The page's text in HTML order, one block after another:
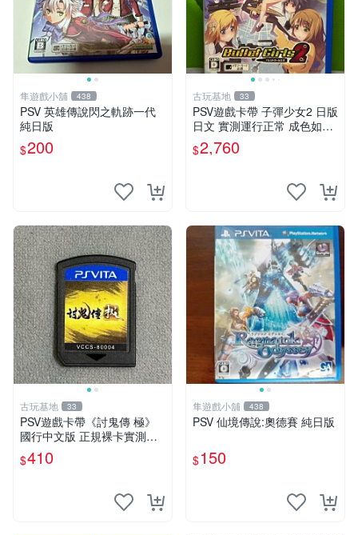
隼遊戲小舖 438
PSV 英雄傳說閃之軌跡一代
純日版
$200
古玩基地 33
PSV遊戲卡帶 子彈少女2 日版
日文 實測運行正常 成色如圖
售時不退 子彈少女 PSV 游戲
$2,760
古玩基地 33
PSV遊戲卡帶《討鬼傳 極》
國行中文版 正規裸卡實測無
誤 索尼官方認證 減價促銷 訂
購越早越劃算 討鬼傳 極 PSV
$410
隼遊戲小舖 438
PSV 仙境傳說:奧德賽 純日版
$150